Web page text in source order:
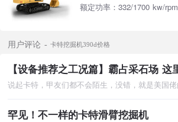
额定功率：332/1700 kw/rpm
用户评论 卡特挖掘机390d价格
罕见！不一样的卡特滑臂挖掘机